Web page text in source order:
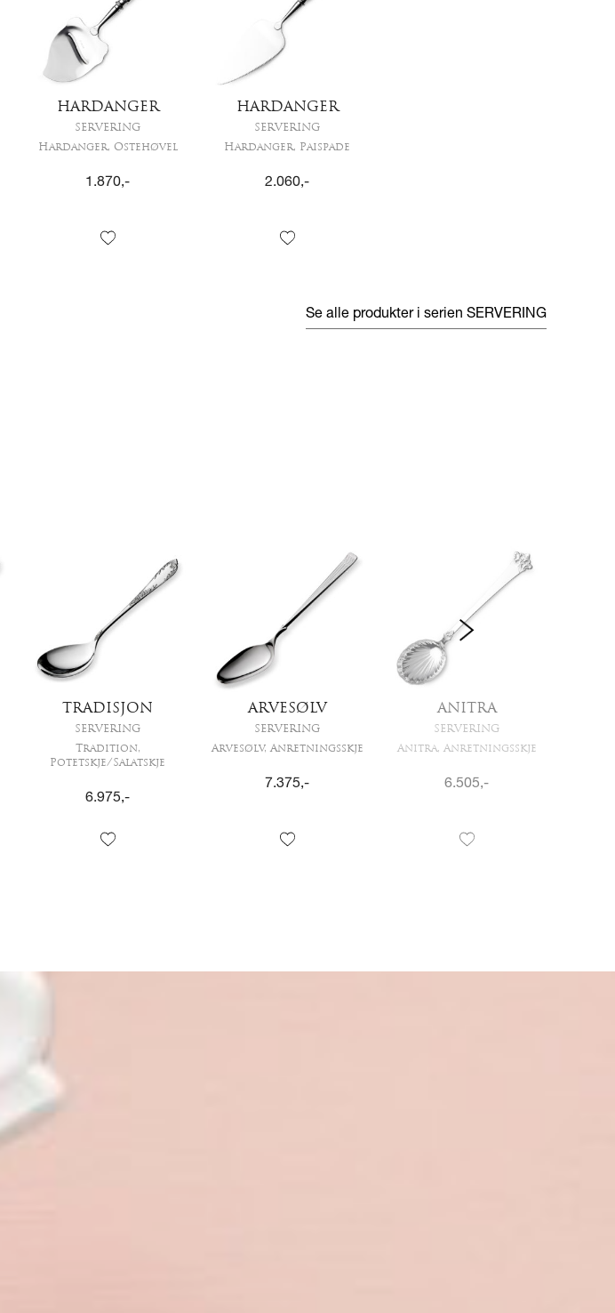
HARDANGER
SERVERING
Hardanger, Ostehøvel
1.870,-
HARDANGER
SERVERING
Hardanger, Paispade
2.060,-
Se alle produkter i serien SERVERING
TRADISJON
SERVERING
Tradition,
Potetskje/Salatskje
6.975,-
ARVESØLV
SERVERING
Arvesølv, Anretningsskje
7.375,-
ANITRA
SERVERING
Anitra, Anretningsskje
6.505,-